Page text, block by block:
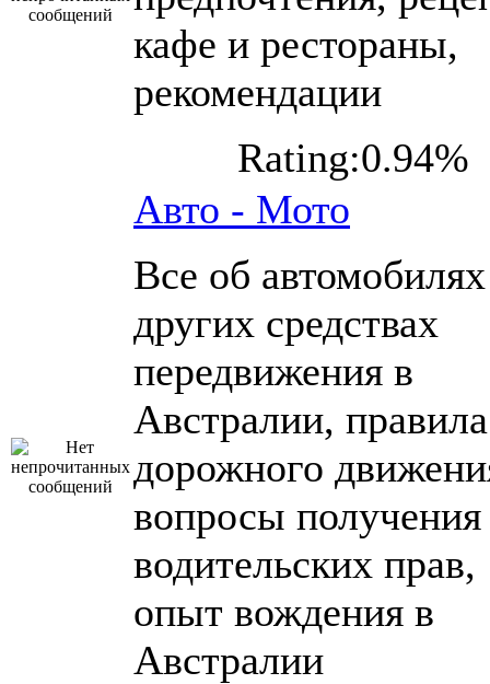
кафе и рестораны,
рекомендации
Rating:0.94%
Авто - Мото
Все об
других средствах
передвижения в
Австралии, правила
дорожного
вопросы получения
водительских прав,
опыт вождения в
Австралии